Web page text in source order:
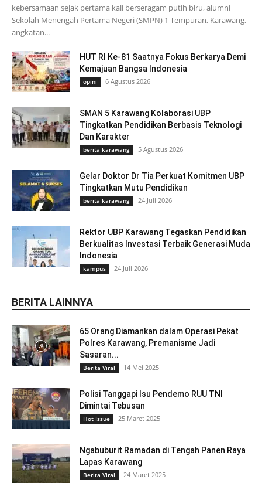
kebersamaan sejak pertama kali berseragam putih biru, alumni
Sekolah Menengah Pertama Negeri (SMPN) 1 Tempuran, Karawang,
angkatan...
HUT RI Ke-81 Saatnya Fokus Berkarya Demi
Kemajuan Bangsa Indonesia
opini 6 Agustus 2026
SMAN 5 Karawang Kolaborasi UBP
Tingkatkan Pendidikan Berbasis Teknologi
Dan Karakter
berita karawang 5 Agustus 2026
Gelar Doktor Dr Tia Perkuat Komitmen UBP
Tingkatkan Mutu Pendidikan
berita karawang 24 Juli 2026
Rektor UBP Karawang Tegaskan Pendidikan
Berkualitas Investasi Terbaik Generasi Muda
Indonesia
kampus 24 Juli 2026
BERITA LAINNYA
65 Orang Diamankan dalam Operasi Pekat
Polres Karawang, Premanisme Jadi
Sasaran...
Berita Viral 14 Mei 2025
Polisi Tanggapi Isu Pendemo RUU TNI
Dimintai Tebusan
Hot Issue 25 Maret 2025
Ngabuburit Ramadan di Tengah Panen Raya
Lapas Karawang
Berita Viral 24 Maret 2025